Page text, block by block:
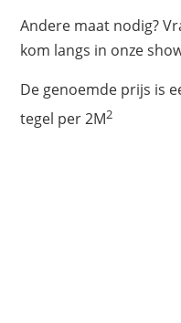
Andere maat nodig?
kom langs in onze
De genoemde prijs is
tegel per 2M2